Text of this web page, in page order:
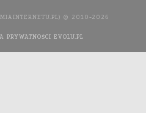
© 2010-2026
EVOLU.PL